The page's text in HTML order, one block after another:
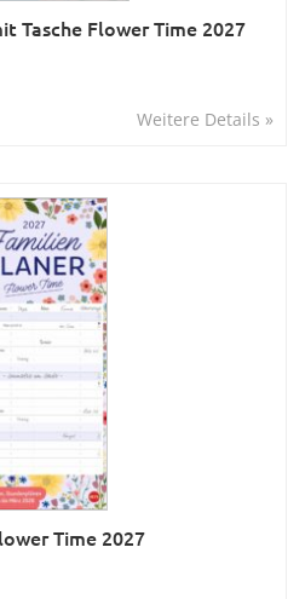
Tasche Flower Time 2027
Weitere Details »
Time 2027